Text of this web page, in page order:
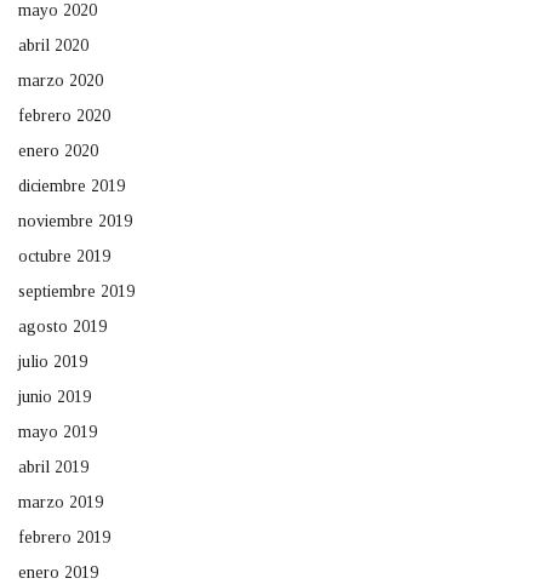
mayo 2020
abril 2020
marzo 2020
febrero 2020
enero 2020
diciembre 2019
noviembre 2019
octubre 2019
septiembre 2019
agosto 2019
julio 2019
junio 2019
mayo 2019
abril 2019
marzo 2019
febrero 2019
enero 2019